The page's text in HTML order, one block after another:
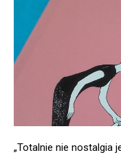
„Totalnie nie nostalgia